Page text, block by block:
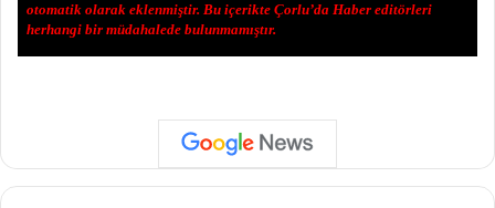
otomatik olarak eklenmiştir. Bu içerikte Çorlu’da Haber editörleri
herhangi bir müdahalede bulunmamıştır.